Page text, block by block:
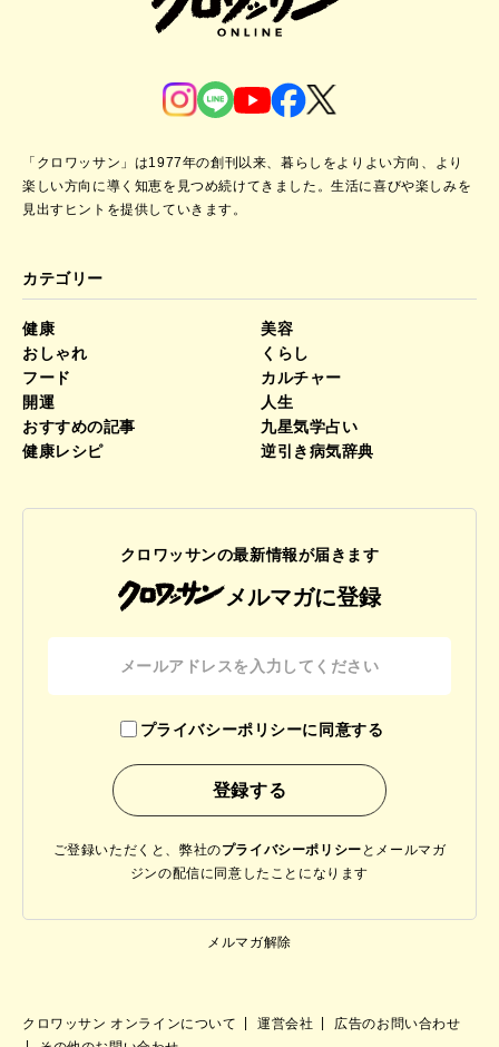
「クロワッサン」は1977年の創刊以来、暮らしをよりよい方向、より
楽しい方向に導く知恵を見つめ続けてきました。生活に喜びや楽しみを
見出すヒントを提供していきます。
カテゴリー
健康
美容
おしゃれ
くらし
フード
カルチャー
開運
人生
おすすめの記事
九星気学占い
健康レシピ
逆引き病気辞典
クロワッサンの最新情報が届きます
メルマガに登録
プライバシーポリシーに同意する
ご登録いただくと、弊社のプライバシーポリシー と メールマガ
ジンの配信に同意したことになります
メルマガ解除
クロワッサン オンラインについて 運営会社
広告のお問い合わせ